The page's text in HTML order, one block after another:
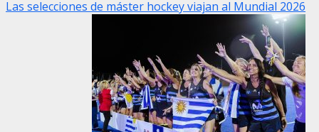
Las selecciones de máster hockey viajan al Mundial 2026